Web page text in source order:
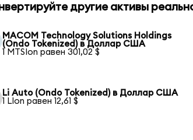
другие активы
MACOM Technology Solutions Holdings
(Ondo Tokenized) в Доллар США
1 MTSIon равен 301,02 $
Li Auto (Ondo Tokenized) в Доллар США
1 LIon равен 12,61 $